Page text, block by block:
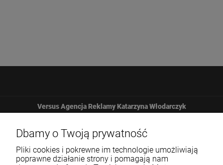
Versus Agencja Reklamy Katarzyna Włodarczyk
Żbicka 161
32-065 Krzeszowice
Dbamy o Twoją prywatność
Pliki cookies i pokrewne im technologie umożliwiają
poprawne działanie strony i pomagają nam